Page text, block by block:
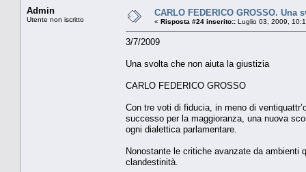
Admin
Utente non iscritto
CARLO FEDERICO GROSSO.
« Risposta #24 inserito:: Luglio 03, 2009,
3/7/2009
Una svolta che non aiuta la giustizia
CARLO FEDERICO GROSSO
Con tre voti di fiducia, in meno di
successo per la maggioranza, una nuova
ogni dialettica parlamentare.
Nonostante le critiche avanzate da ambienti
clandestinità.